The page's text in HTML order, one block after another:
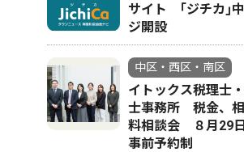
サイト ｢ジチカ｣
ジ開設
中区・西区・南区
イトックス税理士
士事務所 税金、
料相談会 ８月29
事前予約制